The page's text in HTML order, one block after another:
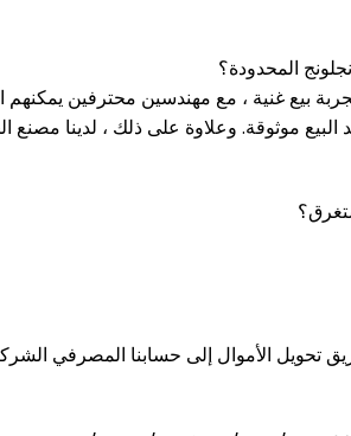
المحدودة؟
بيع غنية ، مع مهندسين محترفين يمكنهم
موثوقة. وعلاوة على ذلك ، لدينا مصنع